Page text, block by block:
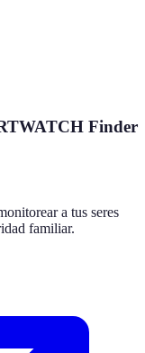
Finder
a tus seres
familiar.